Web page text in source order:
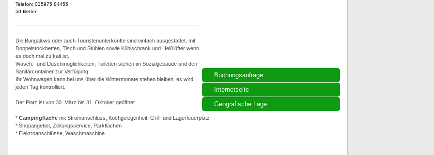
Buchungsanfrage
Internetseite
Geografische Lage
Telefon: 035975 84455
50 Betten
Die Bungalows oder auch Touristenunterkünfte sind einfach ausgestattet, mit
Doppelstockbetten, Tisch und Stühlen sowie Kühlschrank und Heißlüfter wenn
es doch mal zu kalt ist.
Wasch.- und Duschmöglichkeiten, Toiletten stehen im Sozialgebäude und den
Sanitärcontainer zur Verfügung.
Ihr Wohnwagen kann bei uns über die Wintermonate stehen bleiben, es wird
jeden Tag kontrolliert.
Der Platz ist von 30. März bis 31. Oktober geöffnet.
* Campingflächemit Stromanschluss, Kochgelegenheit, Grill- und Lagerfeuerplatz
* Shopangebot, Zeitungsservice, Parkflächen
* Elektroanschlüsse, Waschmaschine